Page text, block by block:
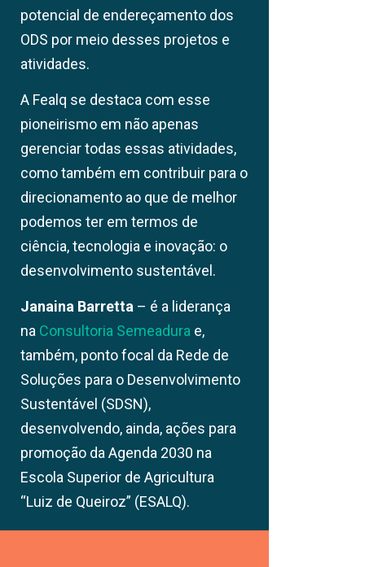
potencial de endereçamento dos
ODS por meio desses projetos e
atividades.
A Fealq se destaca com esse
pioneirismo em não apenas
gerenciar todas essas atividades,
como também em contribuir para o
direcionamento ao que de melhor
podemos ter em termos de
ciência, tecnologia e inovação: o
desenvolvimento sustentável.
Janaina Barretta – é a liderança
na Consultoria Semeadura e,
também, ponto focal da Rede de
Soluções para o Desenvolvimento
Sustentável (SDSN),
desenvolvendo, ainda, ações para
promoção da Agenda 2030 na
Escola Superior de Agricultura
“Luiz de Queiroz” (ESALQ).